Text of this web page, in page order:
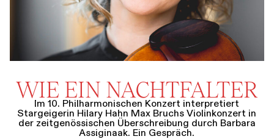
WIE EIN NACHTFALTER
Im 10. Philharmonischen Konzert interpretiert
Stargeigerin Hilary Hahn Max Bruchs Violinkonzert in
der zeitgenössischen Überschreibung durch Barbara
Assiginaak. Ein Gespräch.